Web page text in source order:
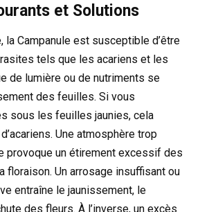
et Solutions
la Campanule est susceptible d’être
tels que les acariens et les
de lumière ou de nutriments se
des feuilles. Si vous
sous les feuilles jaunies, cela
Une atmosphère trop
provoque un étirement excessif des
floraison. Un arrosage insuffisant ou
entraîne le jaunissement, le
des fleurs. À l’inverse, un excès